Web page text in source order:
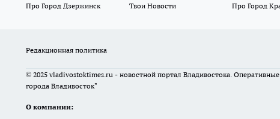
Про Город Дзержинск
Твои Новости Про Город
Редакционная политика
© 2025 vladivostoktimes.ru - новостной портал Владивостока.
города Владивосток"
О компании: